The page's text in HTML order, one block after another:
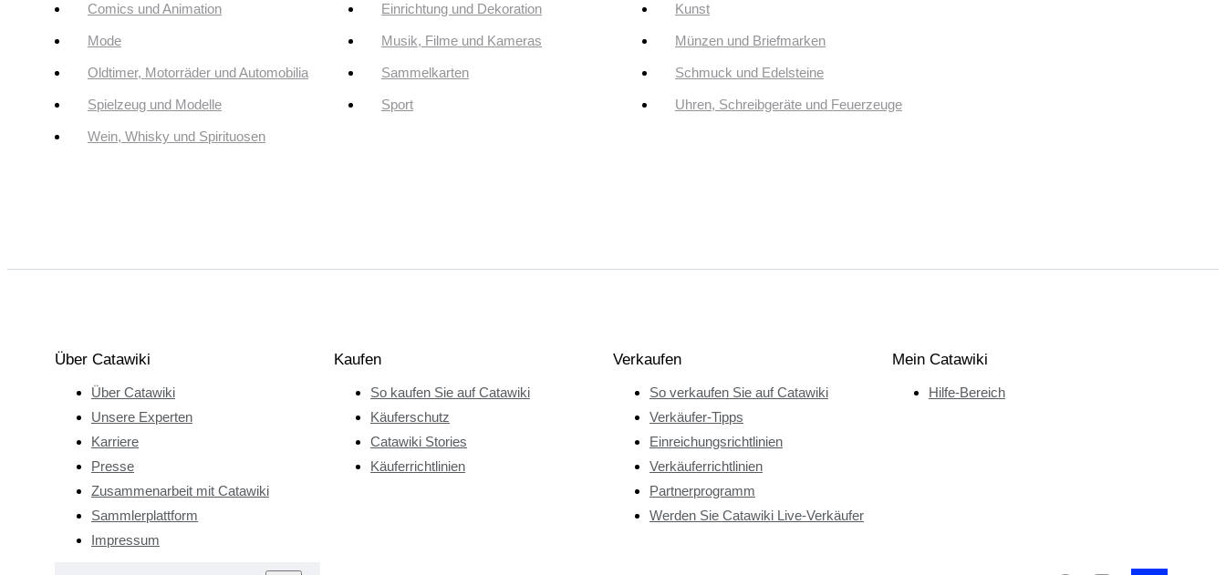
Comics und Animation Einrichtung und Dekoration Kunst
Mode Musik, Filme und Kameras Münzen und Briefmarken
Oldtimer, Motorräder und Automobilia Sammelkarten Schmuck und Edelsteine
Spielzeug und Modelle Sport Uhren, Schreibgeräte und Feuerzeuge
Wein, Whisky und Spirituosen
Über Catawiki
Über Catawiki
Unsere Experten
Karriere
Presse
Zusammenarbeit mit Catawiki
Sammlerplattform
Impressum
Kaufen
So kaufen Sie auf Catawiki
Käuferschutz
Catawiki Stories
Käuferrichtlinien
Verkaufen
So verkaufen Sie auf Catawiki
Verkäufer-Tipps
Einreichungsrichtlinien
Verkäuferrichtlinien
Partnerprogramm
Werden Sie Catawiki Live-Verkäufer
Mein Catawiki
Hilfe-Bereich